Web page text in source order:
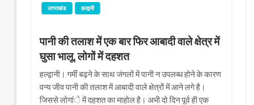
उत्तराखंड हल्द्वानी
पानी की तलाश में एक बार फिर आबादी वाले क्षेत्र में
घुसा भालू, लोगों में दहशत
हल्द्वानी। गर्मी बढ़ने के साथ जंगलों में पानी न उपलब्ध होने के कारण
वन्य जीव पानी की तलाश में आबादी वाले क्षेत्रों में आने लगे है।
जिससे लोगांे में दहशत का माहोल है। अभी दो दिन पूर्व ही एक